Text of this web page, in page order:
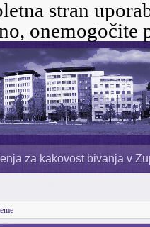
stran
onemogočite
za kakovost bivanja v